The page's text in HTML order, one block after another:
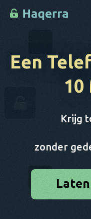
Hoe Te Hacken
Een
10
Krijg
zonder